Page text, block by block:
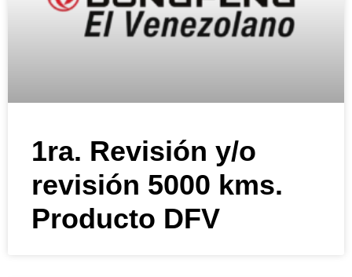
1ra. Revisión y/o
revisión 5000 kms.
Producto DFV